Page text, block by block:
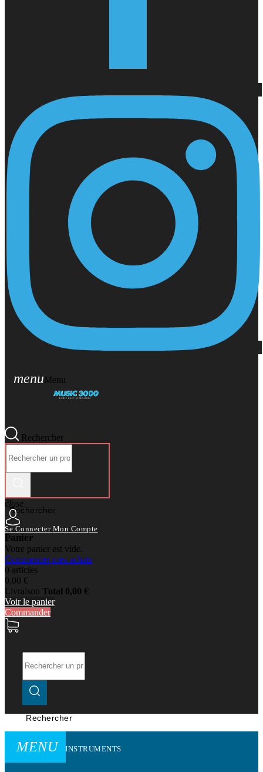
menuMenu
Rechercher
Rechercher
close
Se Connecter Mon Compte
Panier
Votre panier est vide.
Commencer mes achats
0 articles
0,00 €
Livraison Total 0,00 €
Voir le panier
Commander
Rechercher
MENU INSTRUMENTS